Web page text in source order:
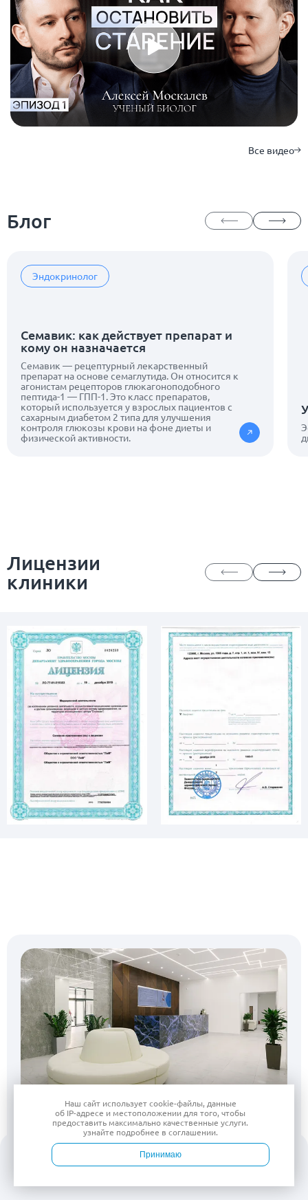
Все видео
Блог
Эндокринолог
Семавик: как действует препарат и
кому он назначается
Семавик — рецептурный лекарственный
препарат на основе семаглутида. Он относится к
агонистам рецепторов глюкагоноподобного
пептида-1 — ГПП-1. Это класс препаратов,
который используется у взрослых пациентов с
сахарным диабетом 2 типа для улучшения
контроля глюкозы крови на фоне диеты и
физической активности.
Лицензии
клиники
Есть вопросы?
Оставьте заявку, мы перезвоними с радостью на
Наш сайт используетcookie-файлы, данные
об IP-адресе и местоположении для того, чтобы
предоставить максимально качественные услуги.
узнайте подробнее в соглашении.
Принимаю